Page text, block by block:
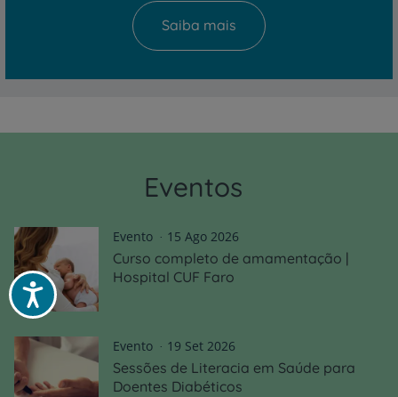
Acessibilidade
Saiba mais
Eventos
Evento 15 Ago 2026
Curso completo de amamentação |
Hospital CUF Faro
Evento 19 Set 2026
Sessões de Literacia em Saúde para
Doentes Diabéticos